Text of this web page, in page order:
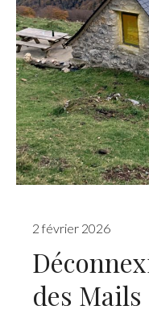
2 février 2026
des Mails